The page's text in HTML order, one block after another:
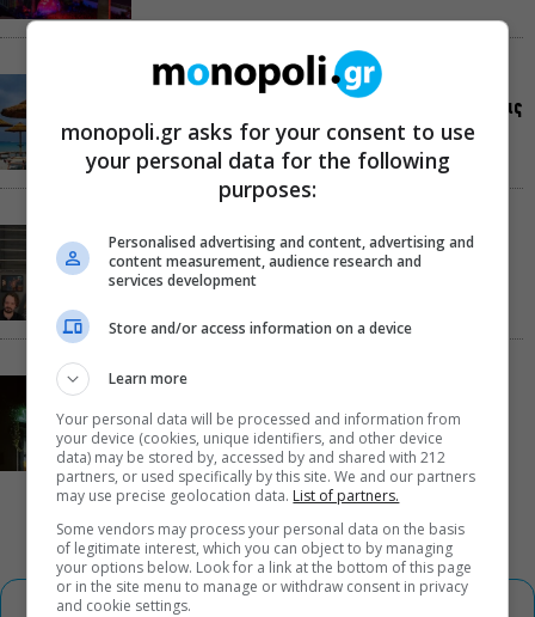
Τουλάχιστον 1.500 έλεγχοι σε 300 παραλίες –
Πρόστιμα έως 73.000€ για αυθαίρετες καταλήψεις
Μια μικρή παρηγοριά: Πέντε διηγήματα του
Ρέυμοντ Κάρβερ γίνονται παράσταση στο studio
Μαυρομιχάλη
Ραντεβού στα Σινεμά #6: Κάρμεν, εκεί όπου η
γειτονιά δίνει σινεφίλ ραντεβού
monopoli.gr asks for your consent to use
your personal data for the following
purposes:
Personalised advertising and content, advertising and
content measurement, audience research and
services development
Store and/or access information on a device
Learn more
Your personal data will be processed and information from
your device (cookies, unique identifiers, and other device
data) may be stored by, accessed by and shared with 212
partners, or used specifically by this site. We and our partners
may use precise geolocation data. List of partners.
Some vendors may process your personal data on the basis
of legitimate interest, which you can object to by managing
your options below. Look for a link at the bottom of this page
or in the site menu to manage or withdraw consent in privacy
and cookie settings.